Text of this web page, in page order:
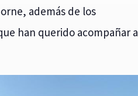
además de los
han querido acompañar a